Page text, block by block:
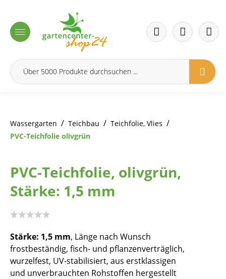
Wassergarten / Teichbau / Teichfolie, Vlies /
PVC-Teichfolie olivgrün
PVC-Teichfolie, olivgrün,
Stärke: 1,5 mm
Stärke: 1,5 mm, Länge nach Wunsch
frostbeständig, fisch- und pflanzenverträglich,
wurzelfest, UV-stabilisiert, aus erstklassigen
und unverbrauchten Rohstoffen hergestellt